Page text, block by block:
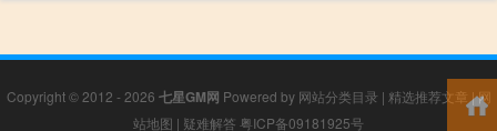
Copyright © 2012 - 2026 七星GM网 Powered by 网站分类目录 | 精选推荐文章 |网
站地图 | 疑难解答 粤ICP备09181925号